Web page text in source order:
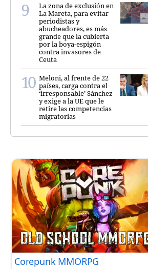
La zona de exclusión en
La Mareta, para evitar
periodistas y
abucheadores, es más
grande que la cubierta
por la boya-espigón
contra invasores de
Ceuta
Meloni, al frente de 22
países, carga contra el
‘irresponsable’ Sánchez
y exige a la UE que le
retire las competencias
migratorias
Corepunk MMORPG